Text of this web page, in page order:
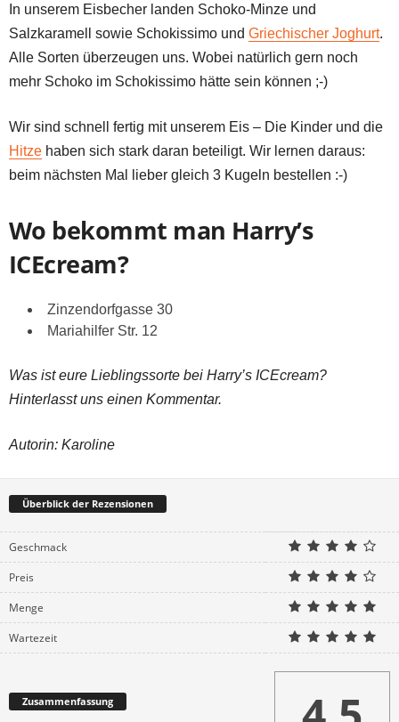
In unserem Eisbecher landen Schoko-Minze und
Salzkaramell sowie Schokissimo und Griechischer Joghurt.
Alle Sorten überzeugen uns. Wobei natürlich gern noch
mehr Schoko im Schokissimo hätte sein können ;-)
Wir sind schnell fertig mit unserem Eis – Die Kinder und die
Hitze haben sich stark daran beteiligt. Wir lernen daraus:
beim nächsten Mal lieber gleich 3 Kugeln bestellen :-)
Wo bekommt man Harry’s
ICEcream?
Zinzendorfgasse 30
Mariahilfer Str. 12
Was ist eure Lieblingssorte bei Harry’s ICEcream?
Hinterlasst uns einen Kommentar.
Autorin: Karoline
Überblick der Rezensionen
Geschmack
Preis
Menge
Wartezeit
Zusammenfassung